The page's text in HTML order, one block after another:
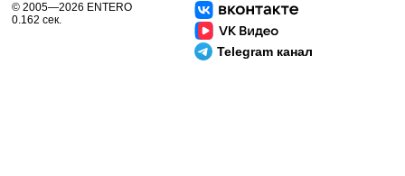
Telegram канал
© 2005—2026 ENTERO
0.162 сек.